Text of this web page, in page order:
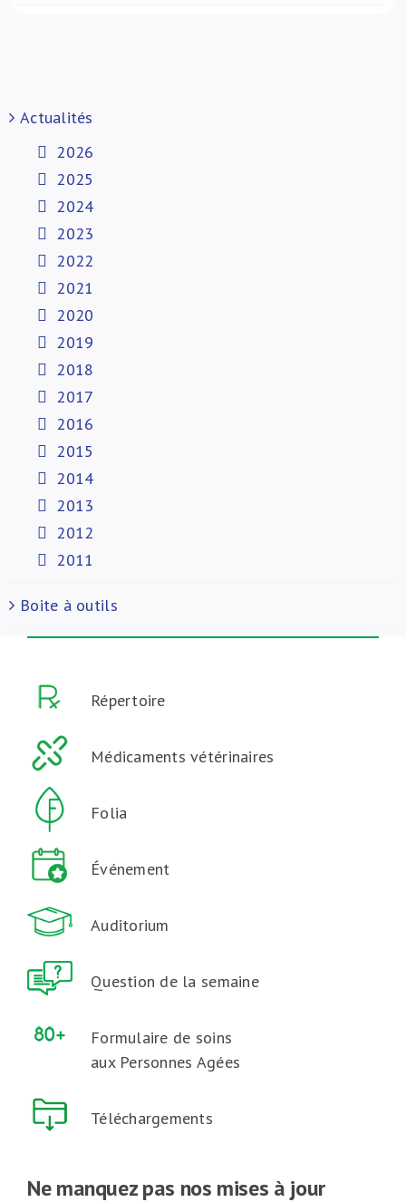
Actualités
2026
2025
2024
2023
2022
2021
2020
2019
2018
2017
2016
2015
2014
2013
2012
2011
Boite à outils
Répertoire
Médicaments vétérinaires
Folia
Événement
Auditorium
Question de la semaine
Formulaire de soins
aux Personnes Agées
Téléchargements
Ne manquez pas nos mises à jour